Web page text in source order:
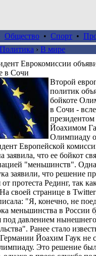
Общество • Спорт •
Политика › В мире
Еврокомиссии
в Сочи
Второй
политик
бойкоте
в Сочи -
Йоахимом
Олимпиаду
Европейской
заявила, что ее бойкот
"меньшинств".
заявили, что решение
от протеста Рединг, так
своей странице в
"Я, конечно, не
меньшинства в России
под давлением
Ранее стало
Йоахим Гаук не
Это решение